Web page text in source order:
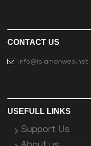
CONTACT US
info@islamonweb.net
USEFULL LINKS
Support Us